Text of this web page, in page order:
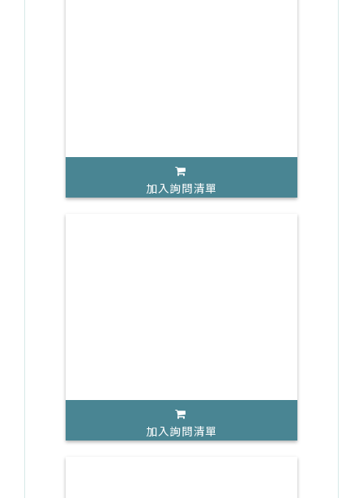
加入詢問清單
加入詢問清單